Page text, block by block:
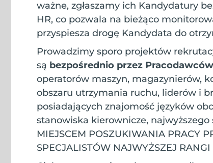
ważne, zgłaszamy ich Kandydatury
HR, co pozwala na bieżąco
przyspiesza drogę Kandydata do
Prowadzimy sporo projektów
są bezpośrednio przez Pracodawców
operatorów maszyn, magazynierów,
obszaru utrzymania ruchu, liderów i
posiadających znajomość języków
stanowiska kierownicze, najwyższego
MIEJSCEM POSZUKIWANIA PRACY
SPECJALISTÓW NAJWYŻSZEJ